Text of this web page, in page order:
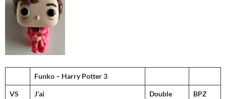
Funko – Harry Potter 3
VS J’ai Double BPZ